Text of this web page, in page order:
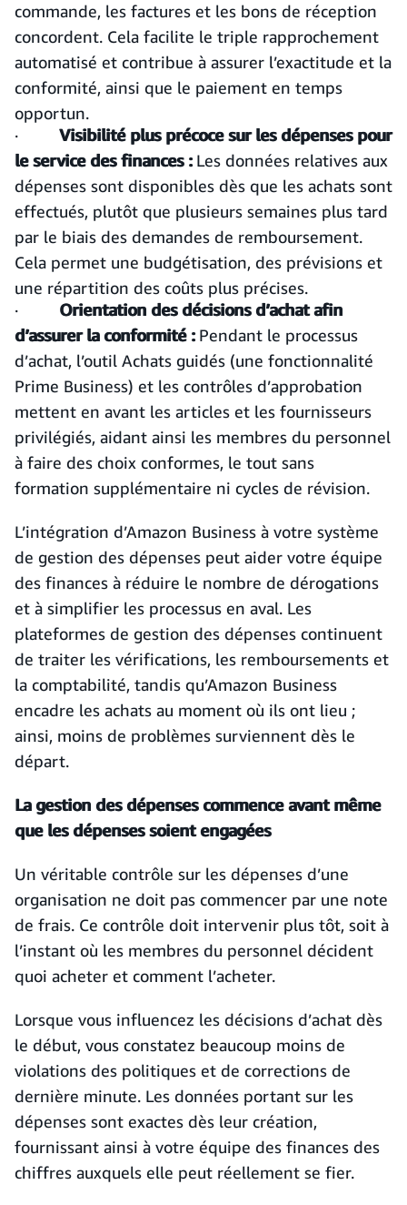
commande, les factures et les bons de réception
concordent. Cela facilite le triple rapprochement
automatisé et contribue à assurer l’exactitude et la
conformité, ainsi que le paiement en temps
opportun.
· Visibilité plus précoce sur les dépenses pour
le service des finances :Les données relatives aux
dépenses sont disponibles dès que les achats sont
effectués, plutôt que plusieurs semaines plus tard
par le biais des demandes de remboursement.
Cela permet une budgétisation, des prévisions et
une répartition des coûts plus précises.
· Orientation des décisions d’achat afin
d’assurer la conformité :Pendant le processus
d’achat, l’outil Achats guidés (une fonctionnalité
Prime Business) et les contrôles d’approbation
mettent en avant les articles et les fournisseurs
privilégiés, aidant ainsi les membres du personnel
à faire des choix conformes, le tout sans
formation supplémentaire ni cycles de révision.
L’intégration d’Amazon Business à votre système
de gestion des dépenses peut aider votre équipe
des finances à réduire le nombre de dérogations
et à simplifier les processus en aval. Les
plateformes de gestion des dépenses continuent
de traiter les vérifications, les remboursements et
la comptabilité, tandis qu’Amazon Business
encadre les achats au moment où ils ont lieu ;
ainsi, moins de problèmes surviennent dès le
départ.
La gestion des dépenses commence avant même
que les dépenses soient engagées
Un véritable contrôle sur les dépenses d’une
organisation ne doit pas commencer par une note
de frais. Ce contrôle doit intervenir plus tôt, soit à
l’instant où les membres du personnel décident
quoi acheter et comment l’acheter.
Lorsque vous influencez les décisions d’achat dès
le début, vous constatez beaucoup moins de
violations des politiques et de corrections de
dernière minute. Les données portant sur les
dépenses sont exactes dès leur création,
fournissant ainsi à votre équipe des finances des
chiffres auxquels elle peut réellement se fier.